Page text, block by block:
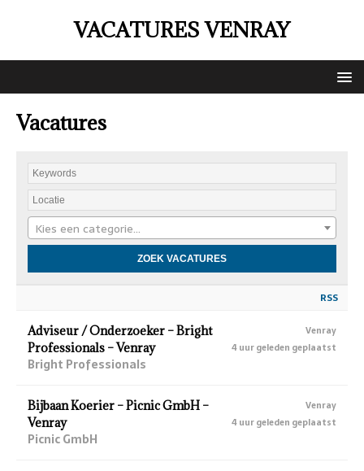
VACATURES VENRAY
Vacatures
Kies een categorie…
RSS
Adviseur / Onderzoeker – Bright
Professionals – Venray
Bright Professionals
Venray
4 uur geleden geplaatst
Bijbaan Koerier – Picnic GmbH –
Venray
Picnic GmbH
Venray
4 uur geleden geplaatst